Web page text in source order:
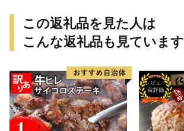
この返礼品を見た人は
こんな返礼品も見ています